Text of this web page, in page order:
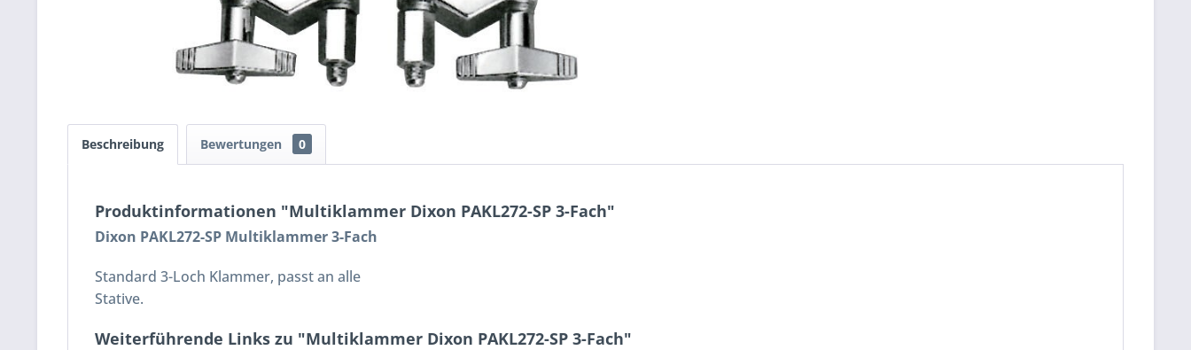
Beschreibung Bewertungen 0
Produktinformationen "Multiklammer Dixon PAKL272-SP 3-Fach"
Dixon PAKL272-SP Multiklammer 3-Fach
Standard 3-Loch Klammer, passt an alle
Stative.
Weiterführende Links zu "Multiklammer Dixon PAKL272-SP 3-Fach"